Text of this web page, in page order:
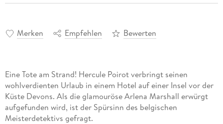
Merken Empfehlen Bewerten
Eine Tote am Strand! Hercule Poirot verbringt seinen
wohlverdienten Urlaub in einem Hotel auf einer Insel vor der
Küste Devons. Als die glamouröse Arlena Marshall erwürgt
aufgefunden wird, ist der Spürsinn des belgischen
Meisterdetektivs gefragt.